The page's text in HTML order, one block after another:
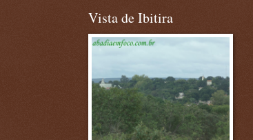
Vista de Ibitira